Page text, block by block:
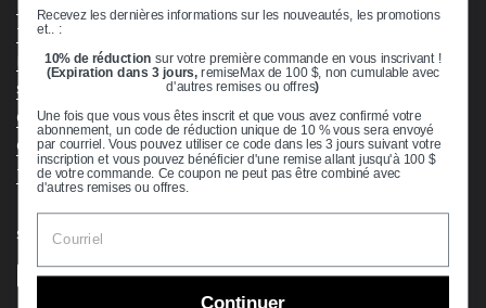
Terms & Conditions
Return & Refund Policy
Shipping Policy
Open Cookie Banner
Comprehensive Guide to Ball Bearings
Track your Order
Supported payment methods
Recevez les dernières informations sur les nouveautés, les promotions
et.. :
10% de réduction sur votre première commande en vous inscrivant !
(Expiration dans 3 jours,remiseMax de 100 $, non cumulable avec
d'autres remises ou offres)
Une fois que vous vous êtes inscrit et que vous avez confirmé votre
abonnement, un code de réduction unique de 10 % vous sera envoyé
par courriel. Vous pouvez utiliser ce code dans les 3 jours suivant votre
inscription et vous pouvez bénéficier d'une remise allant jusqu'à 100 $
de votre commande. Ce coupon ne peut pas être combiné avec
d'autres remises ou offres.
Continuer